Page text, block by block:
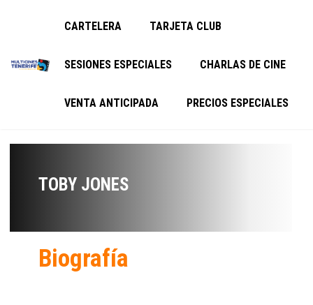
CARTELERA TARJETA CLUB
SESIONES ESPECIALES CHARLAS DE CINE
VENTA ANTICIPADA PRECIOS ESPECIALES
TOBY JONES
Biografía